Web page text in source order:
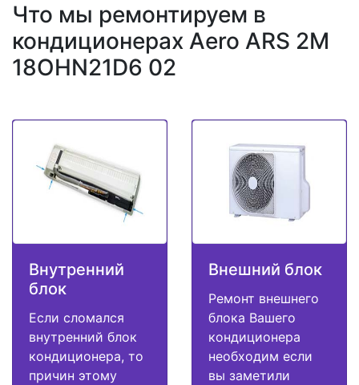
Что мы ремонтируем в
кондиционерах Aero ARS 2M
18OHN21D6 02
Внутренний
блок
Если сломался
внутренний блок
кондиционера, то
причин этому
Внешний блок
Ремонт внешнего
блока Вашего
кондиционера
необходим если
вы заметили